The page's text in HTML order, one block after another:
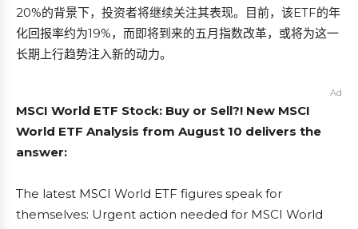
20%的背景下，投资者将继续关注其表现。目前，该ETF的年
化回报率约为19%，而即将到来的五月指数改革，或将为这一
长期上行趋势注入新的动力。
Ad
MSCI World ETF Stock: Buy or Sell?! New MSCI
World ETF Analysis from August 10 delivers the
answer:
The latest MSCI World ETF figures speak for
themselves: Urgent action needed for MSCI World